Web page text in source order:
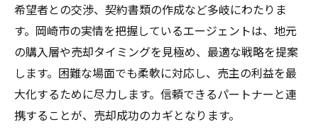
希望者との交渉、契約書類の作成など多岐にわたりま
す。岡崎市の実情を把握しているエージェントは、地元
の購入層や売却タイミングを見極め、最適な戦略を提案
します。困難な場面でも柔軟に対応し、売主の利益を最
大化するために尽力します。信頼できるパートナーと連
携することが、売却成功のカギとなります。